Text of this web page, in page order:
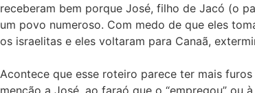
receberam bem porque José, filho de Jacó (o
um povo numeroso. Com medo de que eles
os israelitas e eles voltaram para Canaã,
Acontece que esse roteiro parece ter mais
menção a José, ao faraó que o “empregou” ou